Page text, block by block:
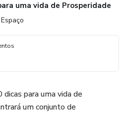
uma vida de Prosperidade
para uma vida de
um conjunto de